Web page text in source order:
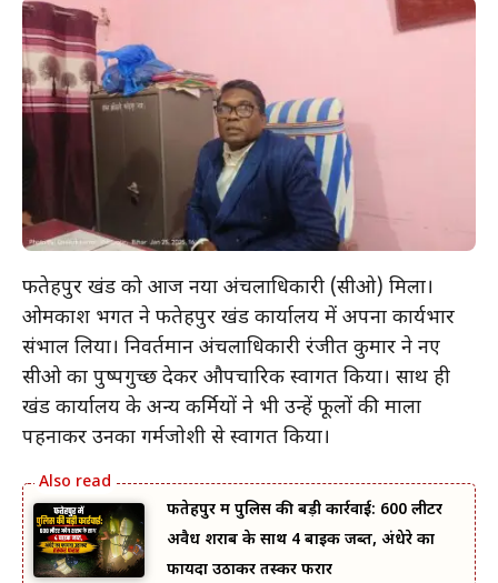
फतेहपुर प्रखंड को आज नया अंचलाधिकारी (सीओ) मिला।
ओमप्रकाश भगत ने फतेहपुर प्रखंड कार्यालय में अपना कार्यभार
संभाल लिया। निवर्तमान अंचलाधिकारी रंजीत कुमार ने नए
सीओ का पुष्पगुच्छ देकर औपचारिक स्वागत किया। साथ ही
प्रखंड कार्यालय के अन्य कर्मियों ने भी उन्हें फूलों की माला
पहनाकर उनका गर्मजोशी से स्वागत किया।
फतेहपुर में पुलिस की बड़ी कार्रवाई: 600 लीटर
अवैध शराब के साथ 4 बाइक जब्त, अंधेरे का
फायदा उठाकर तस्कर फरार